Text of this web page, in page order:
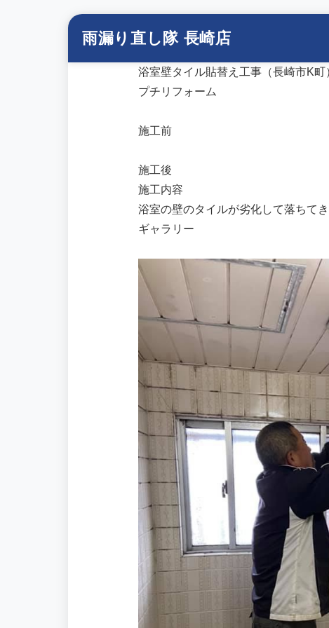
雨漏り直し隊 長崎店
浴室壁タイル貼替え工事（長崎市K町
プチリフォーム
施工前
施工後
施工内容
浴室の壁のタイルが劣化して落ちて
ギャラリー